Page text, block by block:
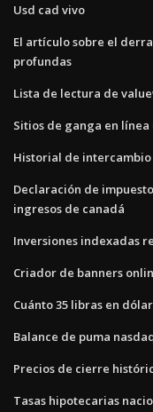
Usd cad vivo
El artículo sobre el
profundas
Lista de lectura de
Sitios de ganga en
Historial de intercambio
Declaración de
ingresos de canadá
Inversiones indexadas
Criador de banners
Cuánto 35 libras en
Balance de puma
Precios de cierre
Tasas hipotecarias